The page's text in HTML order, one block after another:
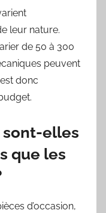
leur nature.
de 50 à 300
peuvent
donc
sont-elles
que les
d’occasion,